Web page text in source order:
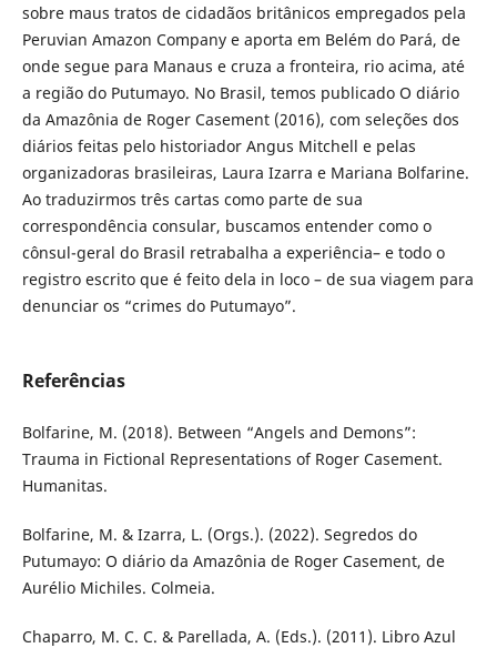
sobre maus tratos de cidadãos britânicos empregados pela
Peruvian Amazon Company e aporta em Belém do Pará, de
onde segue para Manaus e cruza a fronteira, rio acima, até
a região do Putumayo. No Brasil, temos publicado O diário
da Amazônia de Roger Casement (2016), com seleções dos
diários feitas pelo historiador Angus Mitchell e pelas
organizadoras brasileiras, Laura Izarra e Mariana Bolfarine.
Ao traduzirmos três cartas como parte de sua
correspondência consular, buscamos entender como o
cônsul-geral do Brasil retrabalha a experiência– e todo o
registro escrito que é feito dela in loco – de sua viagem para
denunciar os “crimes do Putumayo”.
Referências
Bolfarine, M. (2018). Between “Angels and Demons”:
Trauma in Fictional Representations of Roger Casement.
Humanitas.
Bolfarine, M. & Izarra, L. (Orgs.). (2022). Segredos do
Putumayo: O diário da Amazônia de Roger Casement, de
Aurélio Michiles. Colmeia.
Chaparro, M. C. C. & Parellada, A. (Eds.). (2011). Libro Azul